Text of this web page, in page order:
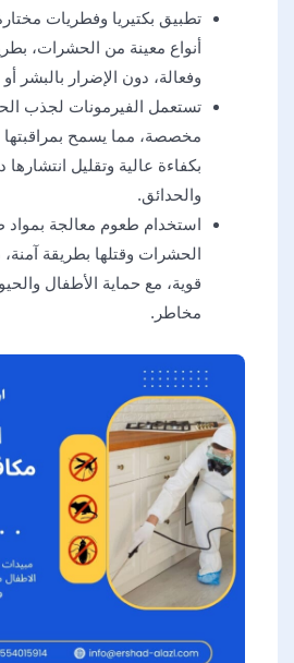
تطبيق بكتيريا وفطريات
أنواع معينة من الحشرات،
وفعالة، دون الإضرار بالبشر أو
تستعمل الفيرمونات لجذب
مخصصة، مما يسمح بمراقبتها
بكفاءة عالية وتقليل انتشارها
والحدائق.
استخدام طعوم معالجة بمواد
الحشرات وقتلها بطريقة
قوية، مع حماية الأطفال
مخاطر.